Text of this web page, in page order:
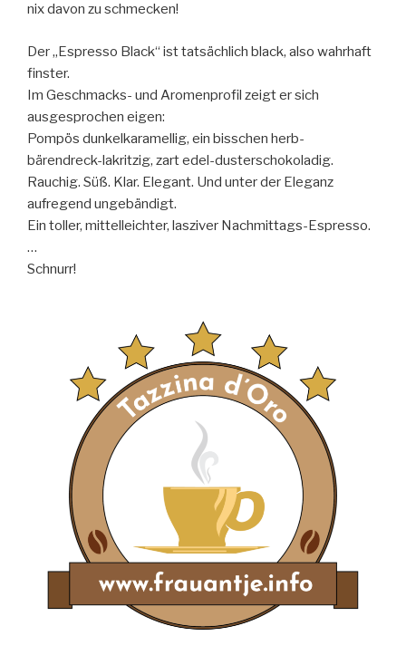
nix davon zu schmecken!
Der „Espresso Black“ ist tatsächlich black, also wahrhaft
finster.
Im Geschmacks- und Aromenprofil zeigt er sich
ausgesprochen eigen:
Pompös dunkelkaramellig, ein bisschen herb-
bärendreck-lakritzig, zart edel-dusterschokoladig.
Rauchig. Süß. Klar. Elegant. Und unter der Eleganz
aufregend ungebändigt.
Ein toller, mittelleichter, lasziver Nachmittags-Espresso.
…
Schnurr!